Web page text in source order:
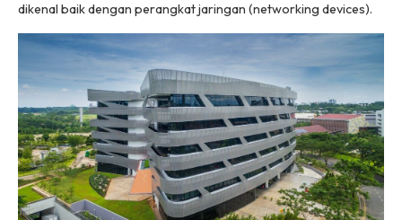
dikenal baik dengan perangkat jaringan (networking devices).